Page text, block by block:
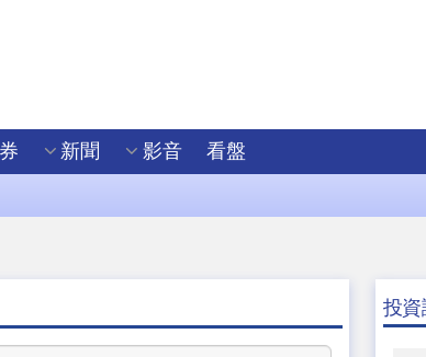
新聞 影音 看盤
投資